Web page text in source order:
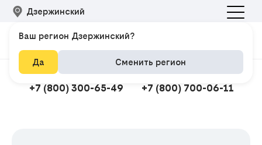
Дзержинский
Подключить интернет
+7 (800) 300-65-49
Техподдержка
+7 (800) 700-06-11
Ваш регион Дзержинский?
Да Сменить регион